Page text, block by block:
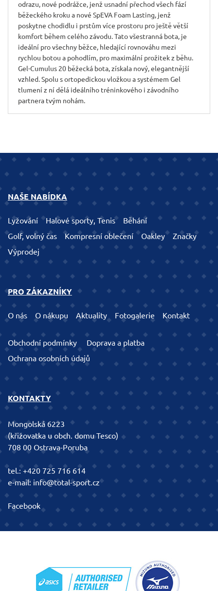
odrazu, nové podrážce, jenž usnadní přechod všech fází
běžeckého kroku a nové SpEVA Foam Lasting, jenž
poskytne chodidlu i prstům více prostoru pro ještě větší
komfort během celého závodu. Tato všestranná bota, je
ideální pro všechny běžce, hledající rovnováhu mezi
rychlou botou a pohodlím, pro maximální prožitek z běhu.
Gel-Cumulus 20 běžecká bota, získala nový, elegantnější
vzhled. Spolu s ortopedickou vložkou a systémem Gel
tlumení z ní dělá ideálního tréninkového i závodního
partnera tvým nohám.
NAŠE NABÍDKA
Lyžování Halové sporty, Tenis
Běhání
Golf, volný čas
Kompresní oblečení Oakley
Značky
Výprodej
PRO ZÁKAZNÍKY
O nás O nákupu Aktuality Fotogalerie Kontakt
Obchodní podmínky
Doprava a platba
Ochrana osobních údajů
KONTAKTY
Mongolská 6223
(křižovatka u obch. domu Tesco)
708 00 Ostrava-Poruba
tel.:+420 725 716 614
e-mail: info@total-sport.cz
Facebook